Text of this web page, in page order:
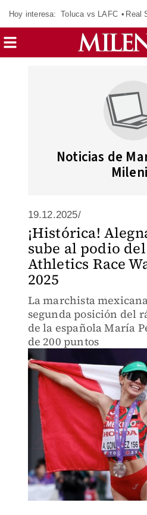
Hoy interesa: Toluca vs LAFC Real
Noticias de
19.12.2025/
¡Histórica!
sube al podio
Athletics Race
2025
La marchista
segunda posición del
de la española María
de 200 puntos